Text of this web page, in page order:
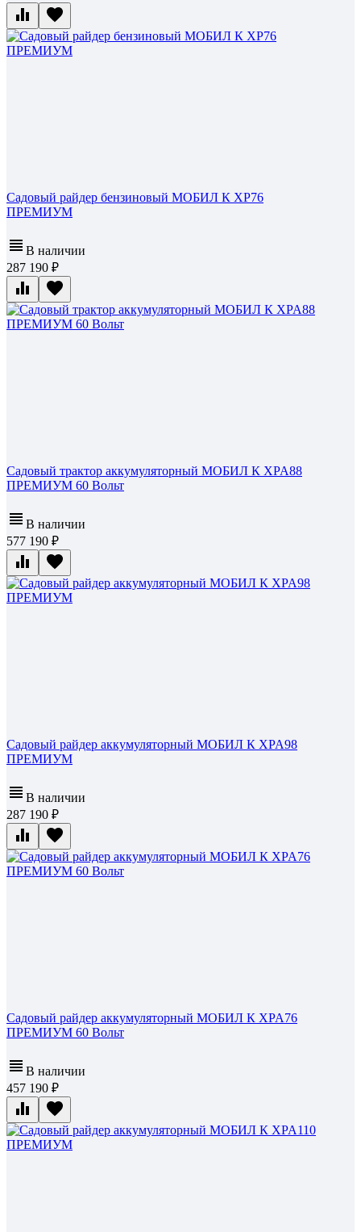
Садовый райдер бензиновый МОБИЛ К XP76
ПРЕМИУМ
В наличии
287 190
Садовый трактор аккумуляторный МОБИЛ К XPA88
ПРЕМИУМ 60 Вольт
В наличии
577 190
Садовый райдер аккумуляторный МОБИЛ К XPA98
ПРЕМИУМ
В наличии
287 190
Садовый райдер аккумуляторный МОБИЛ К XPA76
ПРЕМИУМ 60 Вольт
В наличии
457 190